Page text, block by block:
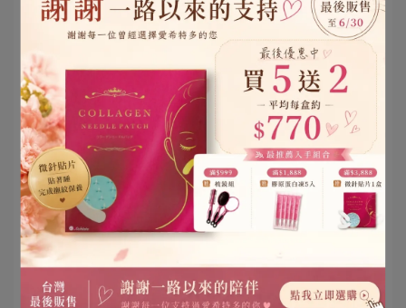
肌膚乾燥時，容易加深黑色素。定期保濕及按摩肌膚，可
4.保持充足睡眠，避免熬夜、過度疲勞
掌握黃金睡眠時間: 晚上11點到凌晨3點。 於這段時間熟
睡，能幫助人體膽經和肝經進行排毒。此外晚上11點到凌
晨1點前，褪黑激素分泌最旺盛，會抑制交感神經，穩定血
壓及心跳，增強免疫力。長期熬夜會使身體代謝、排毒作
用不順，更容易造成黑斑生成